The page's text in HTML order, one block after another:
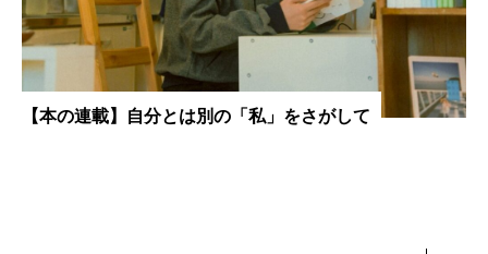
【本の連載】自分とは別の「私」をさがして